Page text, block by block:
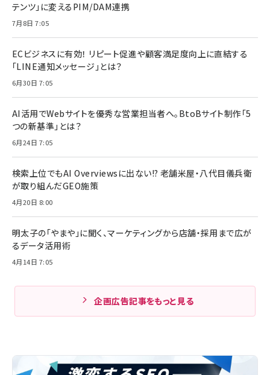
テンツ」に変えるPIM/DAM連携
7月8日 7:05
ECビジネスに有効！ リピート促進や顧客満足度向上に直結する
「LINE通知メッセージ」とは？
6月30日 7:05
AI活用でWebサイトを優秀な営業担当者へ。BtoBサイト制作「5
つの新基準」とは？
6月24日 7:05
検索上位でもAI Overviewsに出ない!? 老舗米屋・八代目儀兵衛
が取り組んだGEO施策
4月20日 8:00
明太子の「やまや」に聞く、マーケティングから店舗・採用まで広が
るデータ活用術
4月14日 7:05
企画広告記事をもっと見る